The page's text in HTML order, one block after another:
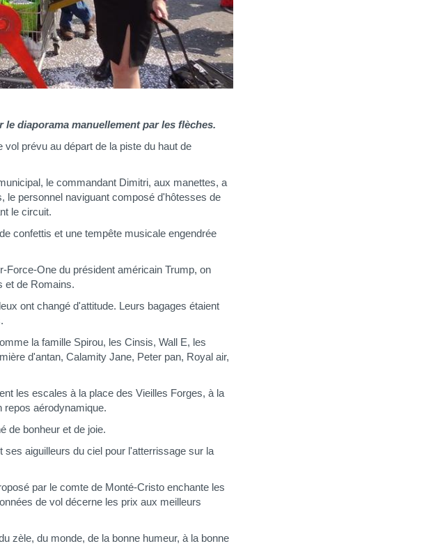
diaporama manuellement par les flèches.
prévu au départ de la piste du haut de
le commandant Dimitri, aux manettes, a
le personnel naviguant composé d'hôtesses de
le circuit.
confettis et une tempête musicale engendrée
Force-One du président américain Trump, on
et de Romains.
ont changé d'attitude. Leurs bagages étaient
la famille Spirou, les Cinsis, Wall E, les
d'antan, Calamity Jane, Peter pan, Royal air,
les escales à la place des Vieilles Forges, à la
repos aérodynamique.
de bonheur et de joie.
aiguilleurs du ciel pour l'atterrissage sur la
par le comte de Monté-Cristo enchante les
de vol décerne les prix aux meilleurs
zèle, du monde, de la bonne humeur, à la bonne